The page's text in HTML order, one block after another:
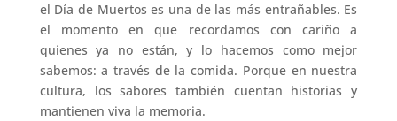
el Día de Muertos es una de las más entrañables. Es
el momento en que recordamos con cariño a
quienes ya no están, y lo hacemos como mejor
sabemos: a través de la comida. Porque en nuestra
cultura, los sabores también cuentan historias y
mantienen viva la memoria.